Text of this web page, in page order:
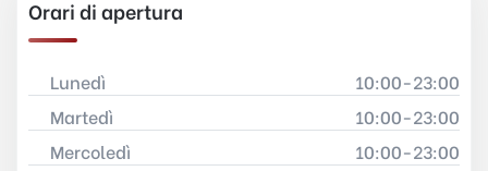
Orari di apertura
Lunedì
10:00-23:00
Martedì
10:00-23:00
Mercoledì
10:00-23:00